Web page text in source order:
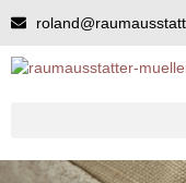
Inhalt
springen